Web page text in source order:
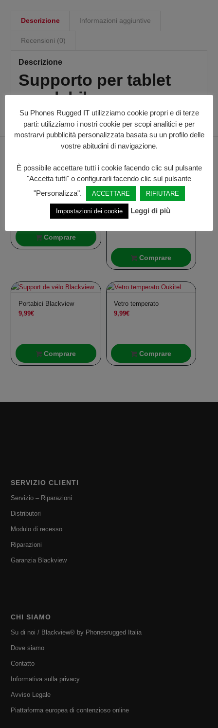
Descrizione Informazioni aggiuntive
Recensioni (0)
Descrizione
Supporto per tablet
regolabile
Prodotti correlati
orizzontale
Comprare
Adattatore Blackview a
TypeC
Comprare
Portabici Blackview
9,99€
Comprare
Vetro temperato
9,99€
Comprare
SERVIZIO CLIENTI
Servizio – Riparazioni
Distributori
Modulo di recesso
Riparazioni
Garanzia Blackview
CHI SIAMO
Su di noi / Blackview® by Phonesrugged Italia
Dove siamo
Contatto
Informativa sulla privacy
Avviso Legale
Piattaforma europea di contenzioso online
Su Phones Rugged IT utilizziamo cookie propri e di terze
parti: utilizziamo i nostri cookie per scopi analitici e per
mostrarvi pubblicità personalizzata basata su un profilo delle
vostre abitudini di navigazione.
È possibile accettare tutti i cookie facendo clic sul pulsante
"Accetta tutti" o configurarli facendo clic sul pulsante
"Personalizza".
ACCETTARE RIFIUTARE
Impostazioni dei cookie Leggi di più